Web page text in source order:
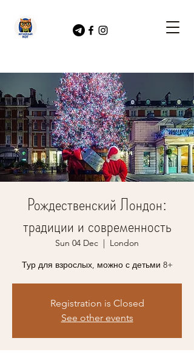
Рождественский Лондон:
традиции и современность
Sun 04 Dec
  |
London
Тур для взрослых, можно с детьми 8+
Registration is Closed
See other events